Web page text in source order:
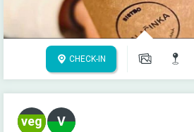
CHECK-IN